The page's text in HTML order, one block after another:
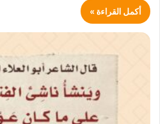
أكمل القراءة »